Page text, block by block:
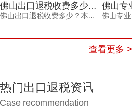
佛山出口退税收费多少？别让低价蒙住眼，这笔账这样算
佛山出口退税收费多少？本文从是否做账、价格优势、服务保障三个角度，分析外贸企业选择退税服务时真正应该关注的成本与风险，强调透明收费与成功退款的保障。
查看更多 >
热门出口退税资讯
Case recommendation